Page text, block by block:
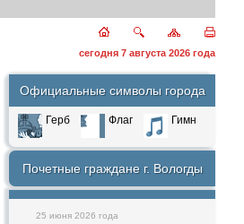
сегодня 7 августа 2026 года
Официальные символы города
Герб Флаг Гимн
Почетные граждане г. Вологды
25 июня 2026 года